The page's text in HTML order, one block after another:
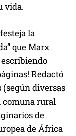
vida.
la
que Marx
escribiendo
Redactó
diversas
comuna rural
de
de África